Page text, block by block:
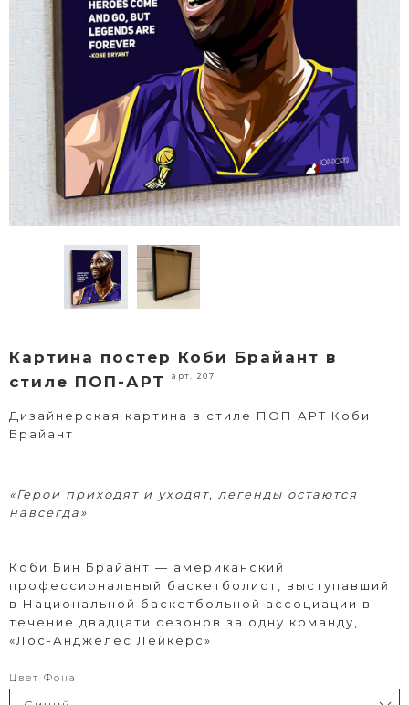
Картина постер Коби Брайант в
стиле ПОП-АРТ
арт. 207
Дизайнерская картина в стиле ПОП АРТ Коби
Брайант
«Герои приходят и уходят, легенды остаются
навсегда»
Коби Бин Брайант — американский
профессиональный баскетболист, выступавший
в Национальной баскетбольной ассоциации в
течение двадцати сезонов за одну команду,
«Лос-Анджелес Лейкерс»
Цвет Фона